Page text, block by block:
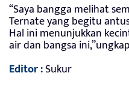
“Saya bangga melihat
Ternate yang begitu
Hal ini menunjukkan
air dan bangsa
Editor :Sukur